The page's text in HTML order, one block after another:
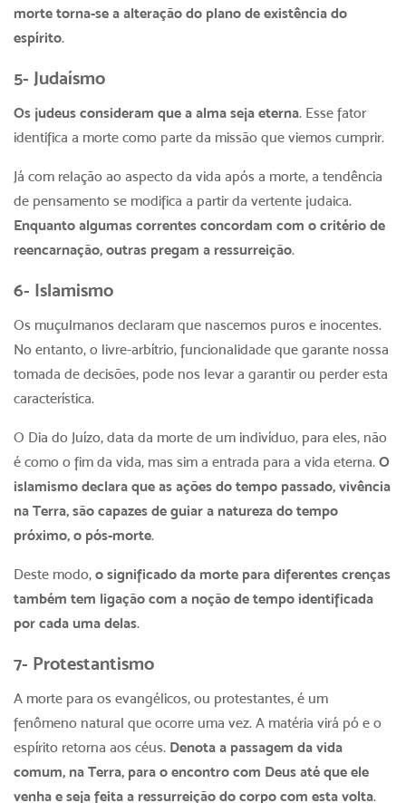
morte torna-se a alteração do plano de existência do
espírito.
5- Judaísmo
Os judeus consideram que a alma seja eterna. Esse fator
identifica a morte como parte da missão que viemos cumprir.
Já com relação ao aspecto da vida após a morte, a tendência
de pensamento se modifica a partir da vertente judaica.
Enquanto algumas correntes concordam com o critério de
reencarnação, outras pregam a ressurreição.
6- Islamismo
Os muçulmanos declaram que nascemos puros e inocentes.
No entanto, o livre-arbítrio, funcionalidade que garante nossa
tomada de decisões, pode nos levar a garantir ou perder esta
característica.
O Dia do Juízo, data da morte de um indivíduo, para eles, não
é como o fim da vida, mas sim a entrada para a vida eterna. O
islamismo declara que as ações do tempo passado, vivência
na Terra, são capazes de guiar a natureza do tempo
próximo, o pós-morte.
Deste modo, o significado da morte para diferentes crenças
também tem ligação com a noção de tempo identificada
por cada uma delas.
7- Protestantismo
A morte para os evangélicos, ou protestantes, é um
fenômeno natural que ocorre uma vez. A matéria virá pó e o
espírito retorna aos céus. Denota a passagem da vida
comum, na Terra, para o encontro com Deus até que ele
venha e seja feita a ressurreição do corpo com esta volta.